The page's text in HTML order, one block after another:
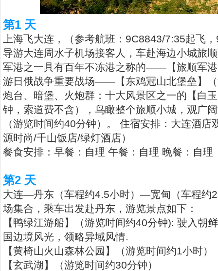
第1 天
上海飞大连，（参考航班：9C8843/7:35起飞
导游大连周水子机场接客人，车赴海边小城旅
军港之一具有百年不冻港之称的——【旅顺军
游日俄战争重要战场——【东鸡冠山北堡垒】
炮台、暗堡、火炮群；十大风景区之一的【白
钟，索道费不含），鸟瞰整个旅顺小城，观广
（游览时间约40分钟）。 住宿安排：大连酒
源时尚/千山饭店/绿灯酒店）
餐食安排：早餐：自理 午餐：自理 晚餐：自理
第2 天
大连—丹东（车程约4.5小时）—宽甸（车程约
场集合，乘车出发赴丹东，游览景点如下：
【鸭绿江游船】（游览时间约40分钟): 驶入朝
国边境风光，领略异域风情.
【黄椅山火山森林公园】（游览时间约1小时）
【玄武湖】（游览时间约30分钟）